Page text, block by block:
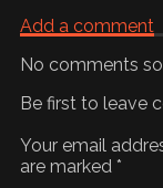
Add a comment
No comments so
Be first to leave
Your email
are marked *